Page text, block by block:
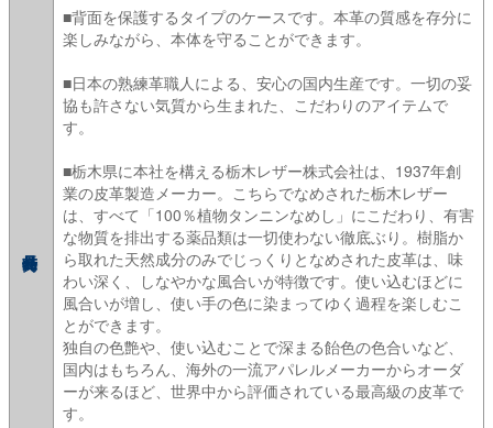
■背面を保護するタイプのケースです。本革の質感を存分に
楽しみながら、本体を守ることができます。
■日本の熟練革職人による、安心の国内生産です。一切の妥
協も許さない気質から生まれた、こだわりのアイテムで
す。
■栃木県に本社を構える栃木レザー株式会社は、1937年創
業の皮革製造メーカー。こちらでなめされた栃木レザー
は、すべて「100％植物タンニンなめし」にこだわり、有害
な物質を排出する薬品類は一切使わない徹底ぶり。樹脂か
ら取れた天然成分のみでじっくりとなめされた皮革は、味
わい深く、しなやかな風合いが特徴です。使い込むほどに
風合いが増し、使い手の色に染まってゆく過程を楽しむこ
とができます。
独自の色艶や、使い込むことで深まる飴色の色合いなど、
国内はもちろん、海外の一流アパレルメーカーからオーダ
ーが来るほど、世界中から評価されている最高級の皮革で
す。